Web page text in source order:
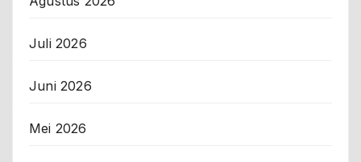
Juli 2026
Juni 2026
Mei 2026